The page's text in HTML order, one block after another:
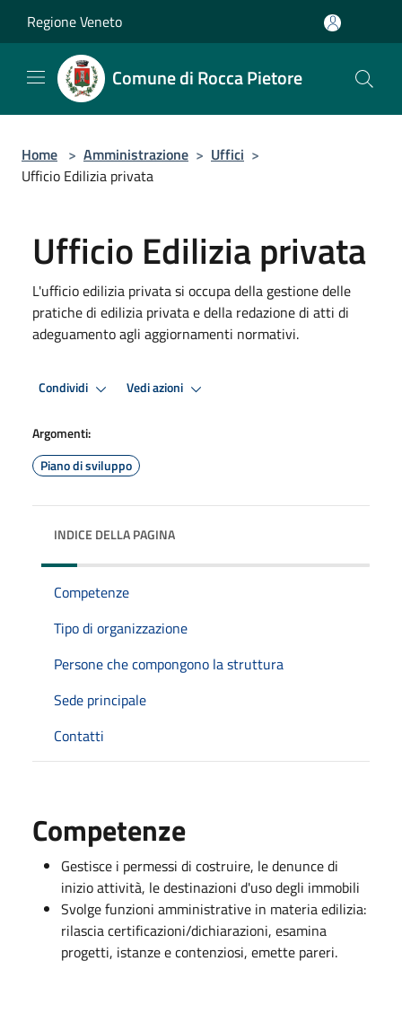
Regione Veneto
Comune di Rocca Pietore
Home > Amministrazione > Uffici >
Ufficio Edilizia privata
Ufficio Edilizia privata
L'ufficio edilizia privata si occupa della gestione delle
pratiche di edilizia privata e della redazione di atti di
adeguamento agli aggiornamenti normativi.
Condividi Vedi azioni
Argomenti:
Piano di sviluppo
INDICE DELLA PAGINA
Competenze
Tipo di organizzazione
Persone che compongono la struttura
Sede principale
Contatti
Competenze
Gestisce i permessi di costruire, le denunce di
inizio attività, le destinazioni d'uso degli immobili
Svolge funzioni amministrative in materia edilizia:
rilascia certificazioni/dichiarazioni, esamina
progetti, istanze e contenziosi, emette pareri.